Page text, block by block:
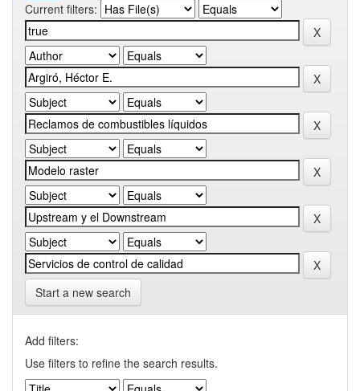
Current filters:
Start a new search
Add filters:
Use filters to refine the search results.